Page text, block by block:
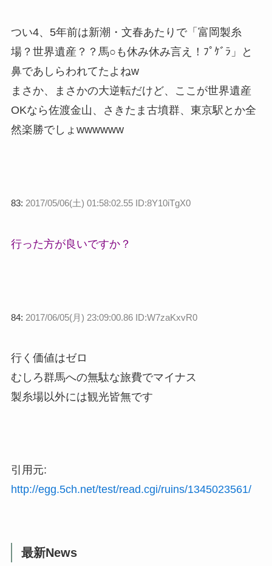
つい4、5年前は新潮・文春あたりで「富岡製糸
場？世界遺産？？馬○も休み休み言え！ﾌﾟｹﾞﾗ」と
鼻であしらわれてたよねw
まさか、まさかの大逆転だけど、ここが世界遺産
OKなら佐渡金山、さきたま古墳群、東京駅とか全
然楽勝でしょwwwwww
83: 2017/05/06(土) 01:58:02.55 ID:8Y10iTgX0
行った方が良いですか？
84: 2017/06/05(月) 23:09:00.86 ID:W7zaKxvR0
行く価値はゼロ
むしろ群馬への無駄な旅費でマイナス
製糸場以外には観光皆無です
引用元:
http://egg.5ch.net/test/read.cgi/ruins/1345023561/
最新News